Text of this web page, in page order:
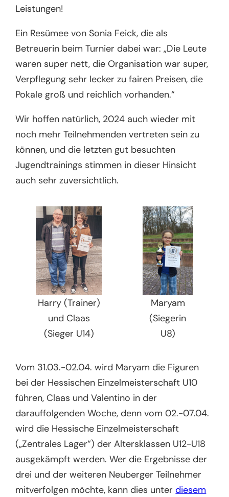
Leistungen!
Ein Resümee von Sonia Feick, die als
Betreuerin beim Turnier dabei war: „Die Leute
waren super nett, die Organisation war super,
Verpflegung sehr lecker zu fairen Preisen, die
Pokale groß und reichlich vorhanden.“
Wir hoffen natürlich, 2024 auch wieder mit
noch mehr Teilnehmenden vertreten sein zu
können, und die letzten gut besuchten
Jugendtrainings stimmen in dieser Hinsicht
auch sehr zuversichtlich.
Harry (Trainer)
und Claas
(Sieger U14)
Maryam
(Siegerin
U8)
Vom 31.03.-02.04. wird Maryam die Figuren
bei der Hessischen Einzelmeisterschaft U10
führen, Claas und Valentino in der
darauffolgenden Woche, denn vom 02.-07.04.
wird die Hessische Einzelmeisterschaft
(„Zentrales Lager“) der Altersklassen U12-U18
ausgekämpft werden. Wer die Ergebnisse der
drei und der weiteren Neuberger Teilnehmer
mitverfolgen möchte, kann dies unterdiesem